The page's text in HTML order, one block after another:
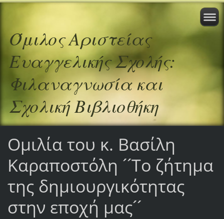
Όμιλος Αριστείας
Ευαγγελικής Σχολής:
Φιλαναγνωσία και
Σχολική Βιβλιοθήκη
Ομιλία του κ. Βασίλη
Καραποστόλη ´´Το ζήτημα
της δημιουργικότητας
στην εποχή μας´´